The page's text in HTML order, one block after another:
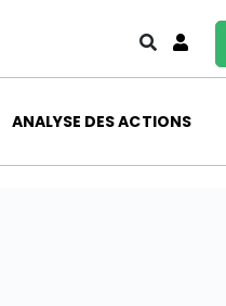
ANALYSE DES ACTIONS